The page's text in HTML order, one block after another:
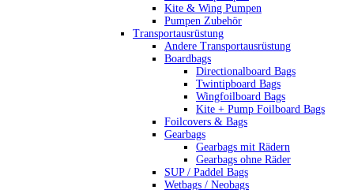
Kite & Wing Pumpen
Pumpen Zubehör
Transportausrüstung
Andere Transportausrüstung
Boardbags
Directionalboard Bags
Twintipboard Bags
Wingfoilboard Bags
Kite + Pump Foilboard Bags
Foilcovers & Bags
Gearbags
Gearbags mit Rädern
Gearbags ohne Räder
SUP / Paddel Bags
Wetbags / Neobags